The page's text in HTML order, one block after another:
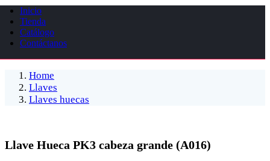
Inicio
Tienda
Catálogo
Contáctanos
Home
Llaves
Llaves huecas
Llave Hueca PK3 cabeza grande (A016)